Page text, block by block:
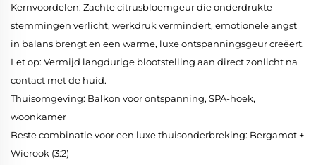
Kernvoordelen: Zachte citrusbloemgeur die onderdrukte
stemmingen verlicht, werkdruk vermindert, emotionele angst
in balans brengt en een warme, luxe ontspanningsgeur creëert.
Let op: Vermijd langdurige blootstelling aan direct zonlicht na
contact met de huid.
Thuisomgeving: Balkon voor ontspanning, SPA-hoek,
woonkamer
Beste combinatie voor een luxe thuisonderbreking: Bergamot +
Wierook (3:2)